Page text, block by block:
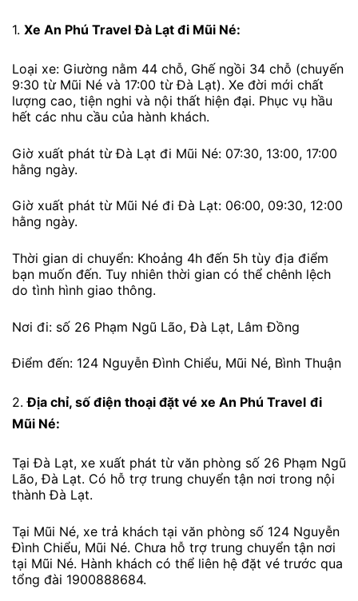
1. Xe An Phú Travel Đà Lạt đi Mũi Né:
Loại xe: Giường nằm 44 chỗ, Ghế ngồi 34 chỗ (chuyến
9:30 từ Mũi Né và 17:00 từ Đà Lạt). Xe đời mới chất
lượng cao, tiện nghi và nội thất hiện đại. Phục vụ hầu
hết các nhu cầu của hành khách.
Giờ xuất phát từ Đà Lạt đi Mũi Né: 07:30, 13:00, 17:00
hằng ngày.
Giờ xuất phát từ Mũi Né đi Đà Lạt: 06:00, 09:30, 12:00
hằng ngày.
Thời gian di chuyển: Khoảng 4h đến 5h tùy địa điểm
bạn muốn đến. Tuy nhiên thời gian có thể chênh lệch
do tình hình giao thông.
Nơi đi: số 26 Phạm Ngũ Lão, Đà Lạt, Lâm Đồng
Điểm đến: 124 Nguyễn Đình Chiểu, Mũi Né, Bình Thuận
2.Địa chỉ, số điện thoại đặt vé xe An Phú Travel đi
Mũi Né:
Tại Đà Lạt, xe xuất phát từ văn phòng số 26 Phạm Ngũ
Lão, Đà Lạt. Có hỗ trợ trung chuyển tận nơi trong nội
thành Đà Lạt.
Tại Mũi Né, xe trả khách tại văn phòng số 124 Nguyễn
Đình Chiểu, Mũi Né. Chưa hỗ trợ trung chuyển tận nơi
tại Mũi Né. Hành khách có thể liên hệ đặt vé trước qua
tổng đài 1900888684.